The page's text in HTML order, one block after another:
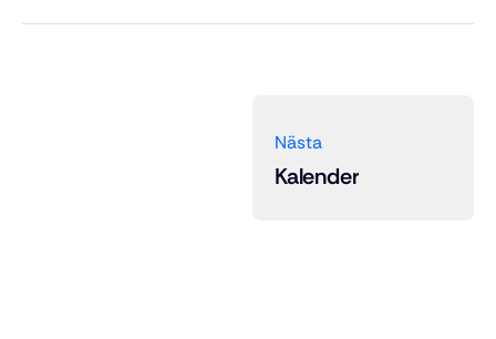
Nästa
Kalender